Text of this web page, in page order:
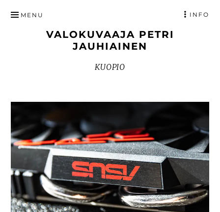
SISÄLTÖÖN
VALOKUVAAJA PETRI
JAUHIAINEN
KUOPIO
MENU INFO